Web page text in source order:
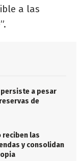
a las
persiste a pesar
de
reciben las
y consolidan